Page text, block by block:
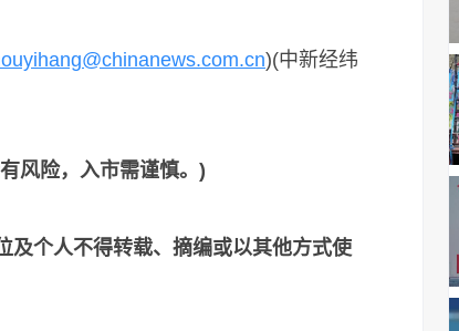
)(中新经纬
风险，入市需谨慎。)
及个人不得转载、摘编或以其他方式使